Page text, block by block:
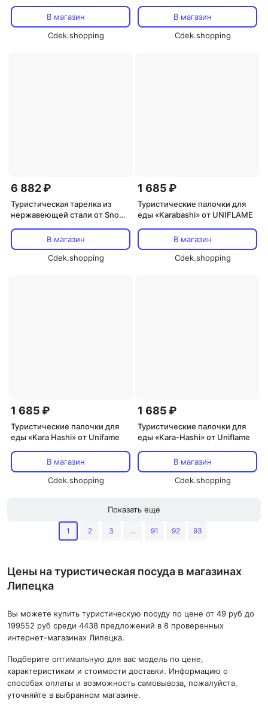
В магазин
Cdek.shopping
В магазин
Cdek.shopping
6 882 ₽
Туристическая тарелка из
нержавеющей стали от Snow
В магазин
Cdek.shopping
1 685 ₽
Туристические палочки для
еды «Karabashi» от UNIFLAME
В магазин
Cdek.shopping
1 685 ₽
Туристические палочки для
еды «Kara Hashi» от Unifame
В магазин
Cdek.shopping
1 685 ₽
Туристические палочки для
еды «Kara-Hashi» от Uniflamе
В магазин
Cdek.shopping
Показать еще
1 2 3 ... 91 92 93
Цены на туристическая посуда в магазинах
Липецка
Вы можете купить туристическую посуду по цене от 49 руб до
199552 руб среди 4438 предложений в 8 проверенных
интернет-магазинах Липецка.
Подберите оптимальную для вас модель по цене,
характеристикам и стоимости доставки. Информацию о
способах оплаты и возможность самовывоза, пожалуйста,
уточняйте в выбранном магазине.